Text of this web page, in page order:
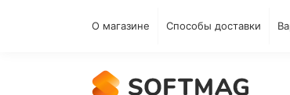
О магазине Способы доставки